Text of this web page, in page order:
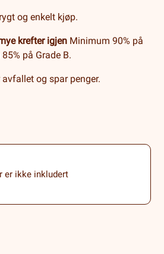
og enkelt kjøp.
krefter igjen Minimum 90% på
på Grade B.
avfallet og spar penger.
er ikke inkludert